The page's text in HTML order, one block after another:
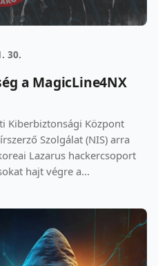
30.
a MagicLine4NX
Kiberbiztonsági Központ
Szolgálat (NIS) arra
Lazarus hackercsoport
hajt végre a...